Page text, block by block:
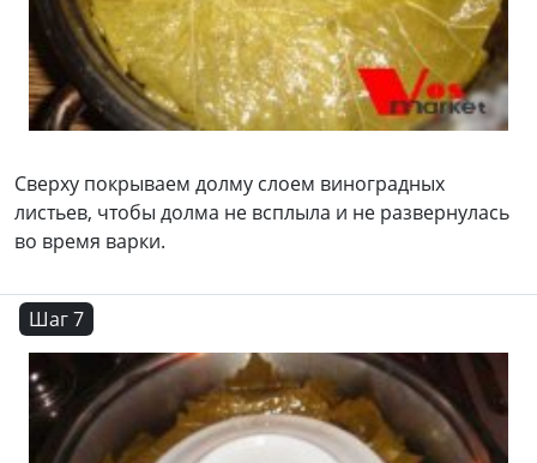
Сверху покрываем долму слоем виноградных
листьев, чтобы долма не всплыла и не развернулась
во время варки.
Шаг 7